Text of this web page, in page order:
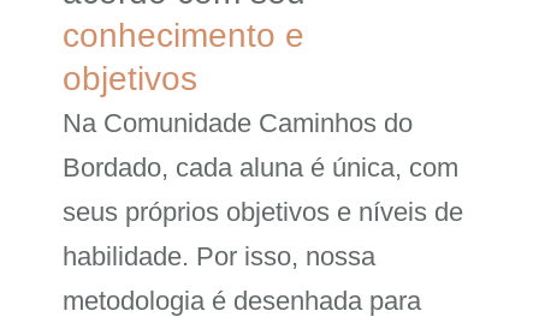
conhecimento e
objetivos
Na Comunidade Caminhos do
Bordado, cada aluna é única, com
seus próprios objetivos e níveis de
habilidade. Por isso, nossa
metodologia é desenhada para